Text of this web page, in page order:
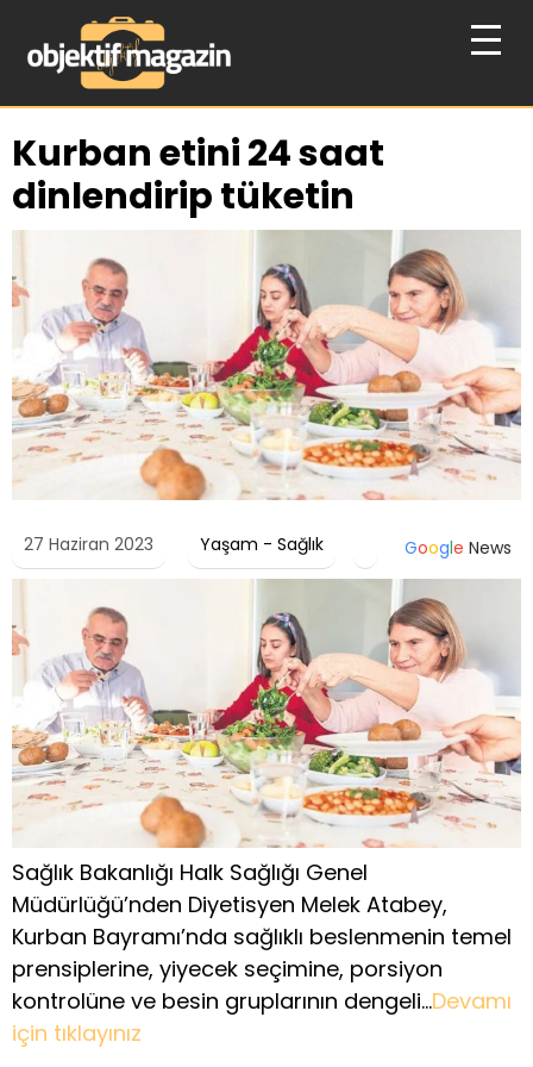
Kurban etini 24 saat
dinlendirip tüketin
27 Haziran 2023 Yaşam - Sağlık Google News
Sağlık Bakanlığı Halk Sağlığı Genel
Müdürlüğü’nden Diyetisyen Melek Atabey,
Kurban Bayramı’nda sağlıklı beslenmenin temel
prensiplerine, yiyecek seçimine, porsiyon
kontrolüne ve besin gruplarının dengeli…Devamı
için tıklayınız